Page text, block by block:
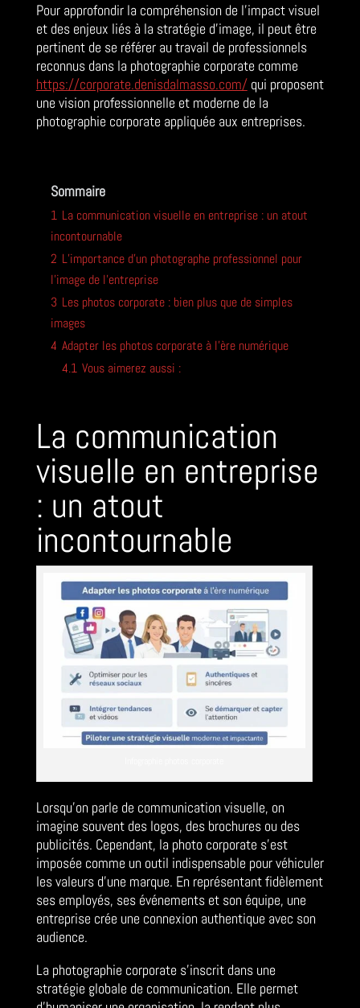
Pour approfondir la compréhension de l’impact visuel
et des enjeux liés à la stratégie d’image, il peut être
pertinent de se référer au travail de professionnels
reconnus dans la photographie corporate comme
https://corporate.denisdalmasso.com/qui proposent
une vision professionnelle et moderne de la
photographie corporate appliquée aux entreprises.
Sommaire
1 La communication visuelle en entreprise : un atout
incontournable
2 L’importance d’un photographe professionnel pour
l’image de l’entreprise
3 Les photos corporate : bien plus que de simples
images
4 Adapter les photos corporate à l’ère numérique
4.1 Vous aimerez aussi :
La communication
visuelle en entreprise
: un atout
incontournable
Lorsqu’on parle de communication visuelle, on
imagine souvent des logos, des brochures ou des
publicités. Cependant, la photo corporate s’est
imposée comme un outil indispensable pour véhiculer
les valeurs d’une marque. En représentant fidèlement
ses employés, ses événements et son équipe, une
entreprise crée une connexion authentique avec son
audience.
La photographie corporate s’inscrit dans une
stratégie globale de communication. Elle permet